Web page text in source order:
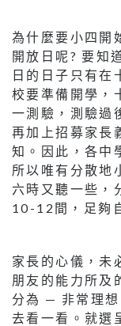
為什麼要小四開
開放日呢? 要知
日的日子只有在
校要準備開學，
一測驗，測驗過
再加上招募家長
知。因此，各中
所以唯有分散地
六時又聽一些，
10-12間，足夠
家長的心儀，未
朋友的能力所及
分為 — 非常理
去看一看。就選